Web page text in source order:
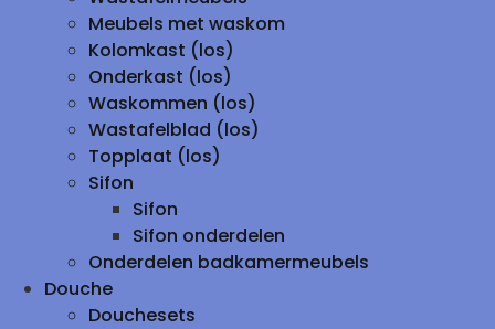
Meubels met waskom
Kolomkast (los)
Onderkast (los)
Waskommen (los)
Wastafelblad (los)
Topplaat (los)
Sifon
Sifon
Sifon onderdelen
Onderdelen badkamermeubels
Douche
Douchesets